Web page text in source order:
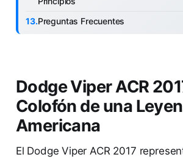
Preguntas Frecuentes
Dodge Viper ACR
Colofón de una
Americana
El Dodge Viper ACR 2017